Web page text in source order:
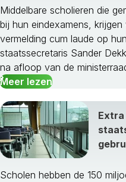
Middelbare scholieren die
bij hun eindexamens,
vermelding cum laude op
staatssecretaris Sander
na afloop van de
Meer lezen
Scholen hebben de 150